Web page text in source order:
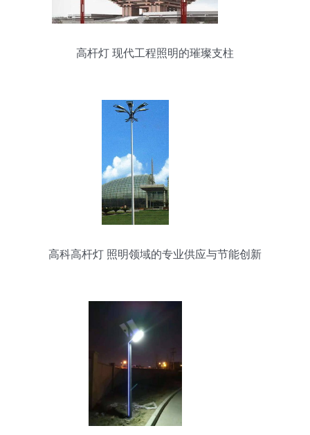
高杆灯 现代工程照明的璀璨支柱
高科高杆灯 照明领域的专业供应与节能创新